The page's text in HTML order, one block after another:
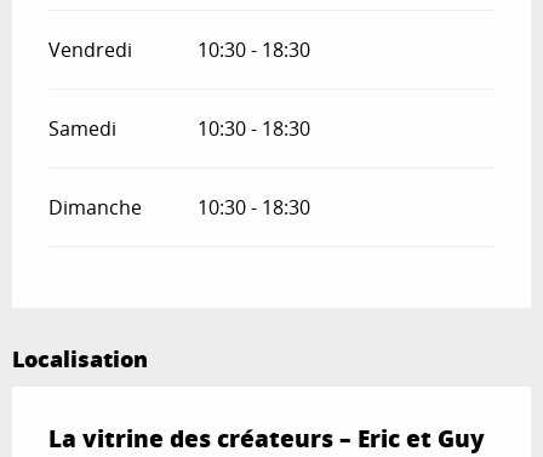
Vendredi 10:30 - 18:30
Samedi 10:30 - 18:30
Dimanche 10:30 - 18:30
Localisation
La vitrine des créateurs – Eric et Guy